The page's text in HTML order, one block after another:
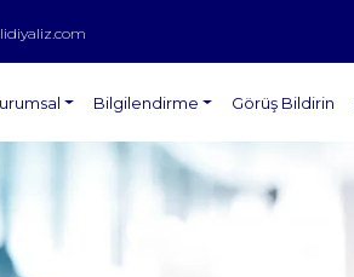
Bilgilendirme Görüş Bildirin